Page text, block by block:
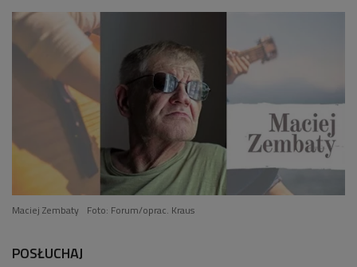
Maciej Zembaty Foto: Forum/oprac. Kraus
POSŁUCHAJ